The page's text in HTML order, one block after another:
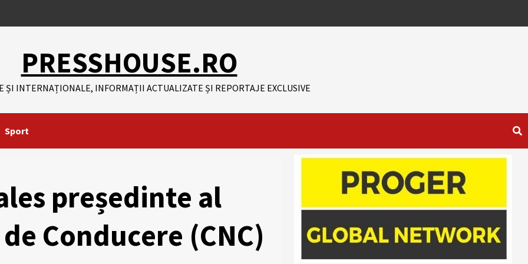
PRESSHOUSE.RO
ȘI INTERNAȚIONALE, INFORMAȚII ACTUALIZATE ȘI REPORTAJE EXCLUSIVE
Sport
președinte al
Conducere (CNC)